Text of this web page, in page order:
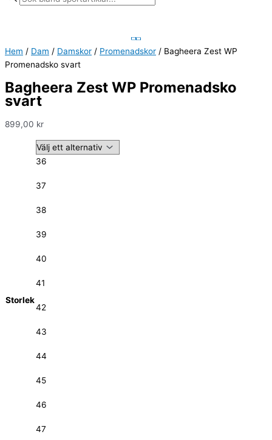
Hem / Dam / Damskor / Promenadskor / Bagheera Zest WP
Promenadsko svart
Bagheera Zest WP Promenadsko
svart
899,00 kr
Storlek
36
37
38
39
40
41
42
43
44
45
46
47